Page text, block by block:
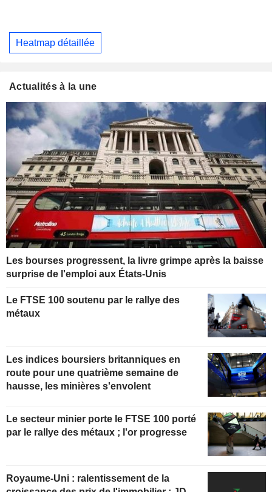
Heatmap détaillée
Actualités à la une
Les bourses progressent, la livre grimpe après la baisse
surprise de l'emploi aux États-Unis
Le FTSE 100 soutenu par le rallye des
métaux
Les indices boursiers britanniques en
route pour une quatrième semaine de
hausse, les minières s'envolent
Le secteur minier porte le FTSE 100 porté
par le rallye des métaux ; l'or progresse
Royaume-Uni : ralentissement de la